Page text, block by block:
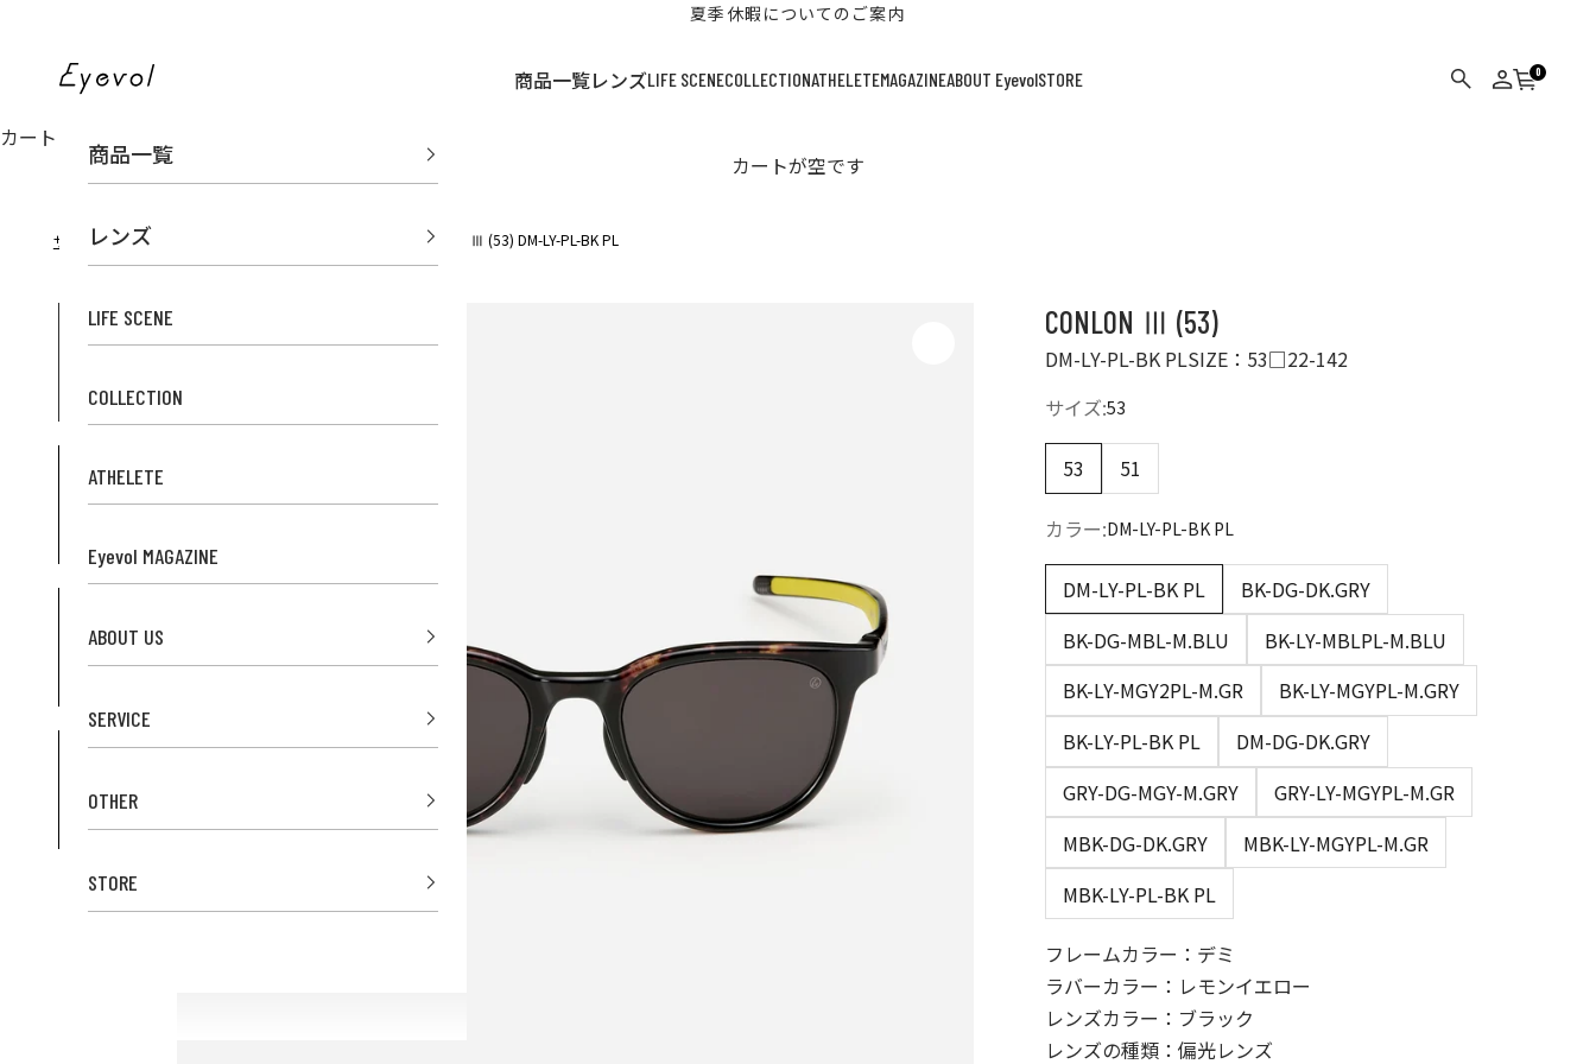
夏季休暇についてのご案内
Eyevol Online Store 商品一覧レンズLIFE SCENECOLLECTIONATHELETEMAGAZINEABOUT EyevolSTORE 検索 ログイン
カート
0
商品一覧
レンズ
LIFE SCENE
COLLECTION
ATHELETE
Eyevol MAGAZINE
ABOUT US
SERVICE
OTHER
STORE
カート
カートが空です
サングラスのEyevol TOP CONLON Ⅲ (53) DM-LY-PL-BK PL
CONLON Ⅲ (53)
DM-LY-PL-BK PLSIZE：53□22-142
サイズ:53
53 51
カラー:DM-LY-PL-BK PL
DM-LY-PL-BK PL
BK-DG-DK.GRY
BK-DG-MBL-M.BLU
BK-LY-MBLPL-M.BLU
BK-LY-MGY2PL-M.GR
BK-LY-MGYPL-M.GRY
BK-LY-PL-BK PL
DM-DG-DK.GRY
GRY-DG-MGY-M.GRY
GRY-LY-MGYPL-M.GR
MBK-DG-DK.GRY
MBK-LY-MGYPL-M.GR
MBK-LY-PL-BK PL
フレームカラー：デミ
ラバーカラー：レモンイエロー
レンズカラー：ブラック
レンズの種類：偏光レンズ